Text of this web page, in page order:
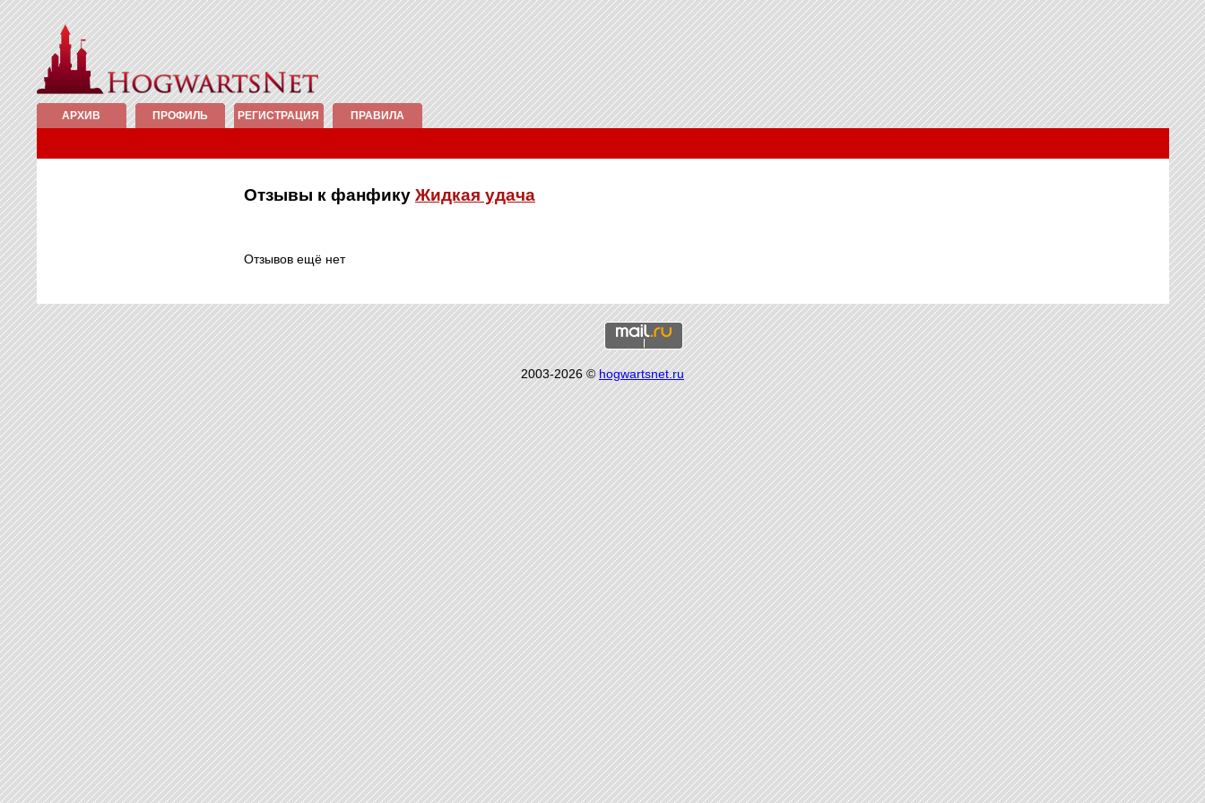
АРХИВ ПРОФИЛЬ РЕГИСТРАЦИЯ ПРАВИЛА
Отзывы к фанфику Жидкая удача
Отзывов ещё нет
2003-2026 ©hogwartsnet.ru